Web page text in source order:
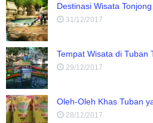
Destinasi Wisata
31/12/2017
Tempat Wisata di Tuban
29/12/2017
Oleh-Oleh Khas Tuban
28/12/2017